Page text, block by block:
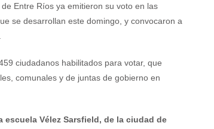
Entre Ríos ya emitieron su voto en las
se desarrollan este domingo, y convocaron a
ciudadanos habilitados para votar, que
comunales y de juntas de gobierno en
Vélez Sarsfield, de la ciudad de